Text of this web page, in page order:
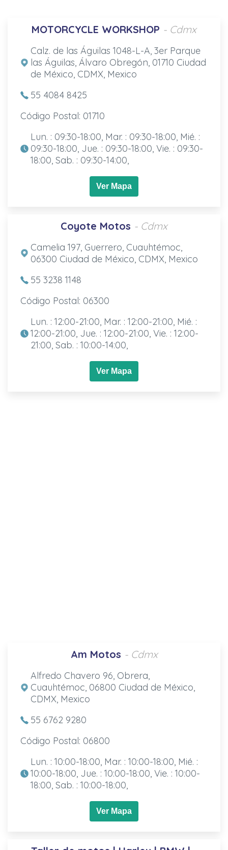
MOTORCYCLE WORKSHOP - Cdmx
Calz. de las Águilas 1048-L-A, 3er Parque
las Águilas, Álvaro Obregón, 01710 Ciudad
de México, CDMX, Mexico
55 4084 8425
Código Postal: 01710
Lun. : 09:30-18:00, Mar. : 09:30-18:00, Mié. :
09:30-18:00, Jue. : 09:30-18:00, Vie. : 09:30-
18:00, Sab. : 09:30-14:00,
Ver Mapa
Coyote Motos - Cdmx
Camelia 197, Guerrero, Cuauhtémoc,
06300 Ciudad de México, CDMX, Mexico
55 3238 1148
Código Postal: 06300
Lun. : 12:00-21:00, Mar. : 12:00-21:00, Mié. :
12:00-21:00, Jue. : 12:00-21:00, Vie. : 12:00-
21:00, Sab. : 10:00-14:00,
Ver Mapa
Am Motos - Cdmx
Alfredo Chavero 96, Obrera,
Cuauhtémoc, 06800 Ciudad de México,
CDMX, Mexico
55 6762 9280
Código Postal: 06800
Lun. : 10:00-18:00, Mar. : 10:00-18:00, Mié. :
10:00-18:00, Jue. : 10:00-18:00, Vie. : 10:00-
18:00, Sab. : 10:00-18:00,
Ver Mapa